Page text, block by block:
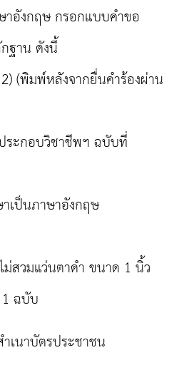
อังกฤษ กรอกแบบคำขอ
ฐาน ดังนี้
(พิมพ์หลังจากยื่นคำร้องผ่าน
ระกอบวิชาชีพฯ ฉบับที่
เป็นภาษาอังกฤษ
สวมแว่นตาดำ ขนาด 1 นิ้ว
ฉบับ
เนาบัตรประชาชน